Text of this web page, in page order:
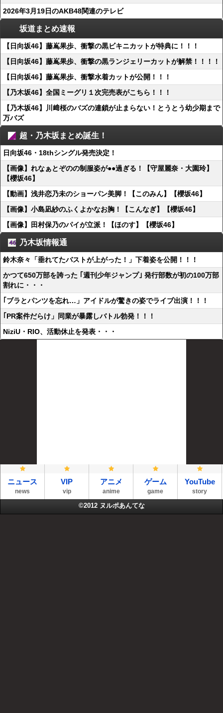
2026年3月19日のAKB48関連のテレビ
坂道まとめ速報
【日向坂46】藤嶌果歩、衝撃の黒ビキニカットが特典に！！！
【日向坂46】藤嶌果歩、衝撃の黒ランジェリーカットが解禁！！！！
【日向坂46】藤嶌果歩、衝撃水着カットが公開！！！
【乃木坂46】全国ミーグリ１次完売表がこちら！！！
【乃木坂46】川﨑桜のバズの連鎖が止まらない！とうとう幼少期まで
万バズ
超・乃木坂まとめ誕生！
日向坂46・18thシングル発売決定！
【画像】れなぁとぞのの制服姿が●●過ぎる！【守屋麗奈・大園玲】
【櫻坂46】
【動画】浅井恋乃未のショーパン美脚！【このみん】【櫻坂46】
【画像】小島凪紗のふくよかなお胸！【こんなぎ】【櫻坂46】
【画像】田村保乃のパイが立派！【ほのす】【櫻坂46】
乃木坂情報通
鈴木奈々「垂れてたバストが上がった！」下着姿を公開！！！
かつて650万部を誇った ｢週刊少年ジャンプ｣ 発行部数が初の100万部
割れに・・・
｢ブラとパンツを忘れ…」アイドルが驚きの姿でライブ出演！！！
｢PR案件だらけ」同業が暴露しバトル勃発！！！
NiziU・RIO、活動休止を発表・・・
ニュース
news
VIP
vip
アニメ
anime
ゲーム
game
YouTube
story
©2012 ヌルポあんてな